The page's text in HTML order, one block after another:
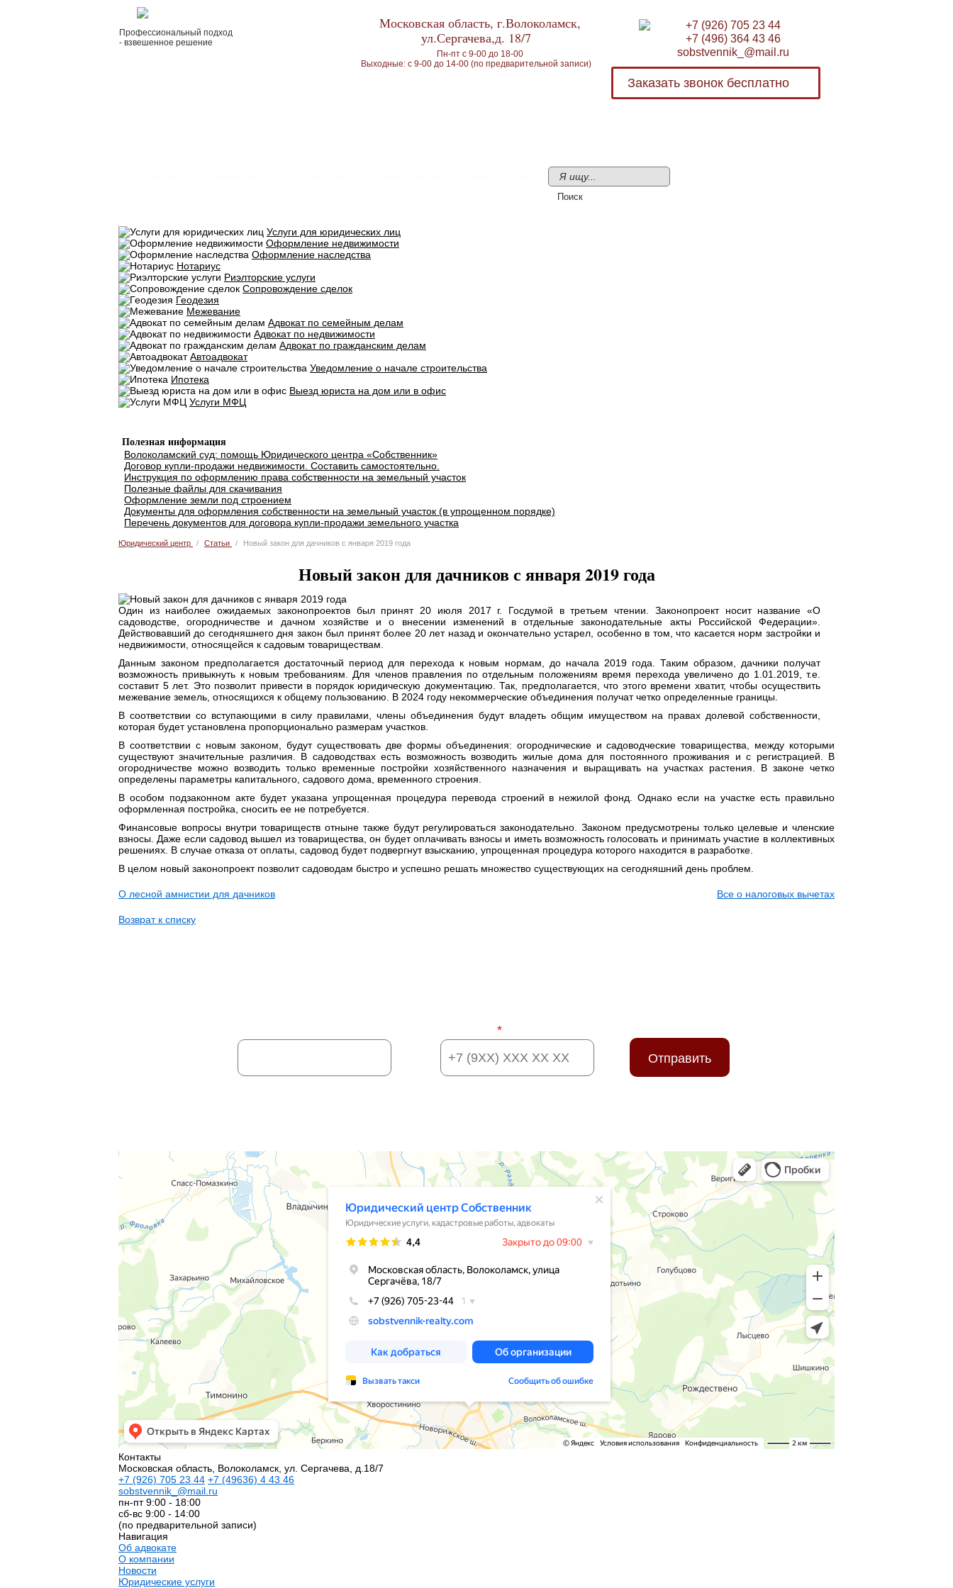
Профессиональный подход
- взвешенное решение
Московская область, г.Волоколамск,
ул.Сергачева,д. 18/7
Пн-пт с 9-00 до 18-00
Выходные: с 9-00 до 14-00 (по предварительной записи)
+7 (926) 705 23 44
+7 (496) 364 43 46
sobstvennik_@mail.ru
Заказать звонок бесплатно
Услуги для юридических лиц
Оформление недвижимости
Оформление наследства
Нотариус
Риэлторские услуги
Сопровождение сделок
Геодезия
Межевание
Адвокат по семейным делам
Адвокат по недвижимости
Адвокат по гражданским делам
Автоадвокат
Уведомление о начале строительства
Ипотека
Выезд юриста на дом или в офис
Услуги МФЦ
Полезная информация
Волоколамский суд: помощь Юридического центра «Собственник»
Договор купли-продажи недвижимости. Составить самостоятельно.
Инструкция по оформлению права собственности на земельный участок
Полезные файлы для скачивания
Оформление земли под строением
Документы для оформления собственности на земельный участок (в упрощенном порядке)
Перечень документов для договора купли-продажи земельного участка
Юридический центр Статьи Новый закон для дачников с января 2019 года
Новый закон для дачников с января 2019 года
Один из наиболее ожидаемых законопроектов был принят 20 июля 2017 г. Госдумой в третьем чтении. Законопроект носит название «О
садоводстве, огородничестве и дачном хозяйстве и о внесении изменений в отдельные законодательные акты Российской Федерации».
Действовавший до сегодняшнего дня закон был принят более 20 лет назад и окончательно устарел, особенно в том, что касается норм застройки и
недвижимости, относящейся к садовым товариществам.
Данным законом предполагается достаточный период для перехода к новым нормам, до начала 2019 года. Таким образом, дачники получат
возможность привыкнуть к новым требованиям. Для членов правления по отдельным положениям время перехода увеличено до 1.01.2019, т.е.
составит 5 лет. Это позволит привести в порядок юридическую документацию. Так, предполагается, что этого времени хватит, чтобы осуществить
межевание земель, относящихся к общему пользованию. В 2024 году некоммерческие объединения получат четко определенные границы.
В соответствии со вступающими в силу правилами, члены объединения будут владеть общим имуществом на правах долевой собственности,
которая будет установлена пропорционально размерам участков.
В соответствии с новым законом, будут существовать две формы объединения: огороднические и садоводческие товарищества, между которыми
существуют значительные различия. В садоводствах есть возможность возводить жилые дома для постоянного проживания и с регистрацией. В
огородничестве можно возводить только временные постройки хозяйственного назначения и выращивать на участках растения. В законе четко
определены параметры капитального, садового дома, временного строения.
В особом подзаконном акте будет указана упрощенная процедура перевода строений в нежилой фонд. Однако если на участке есть правильно
оформленная постройка, сносить ее не потребуется.
Финансовые вопросы внутри товариществ отныне также будут регулироваться законодательно. Законом предусмотрены только целевые и членские
взносы. Даже если садовод вышел из товарищества, он будет оплачивать взносы и иметь возможность голосовать и принимать участие в коллективных
решениях. В случае отказа от оплаты, садовод будет подвергнут взысканию, упрощенная процедура которого находится в разработке.
В целом новый законопроект позволит садоводам быстро и успешно решать множество существующих на сегодняшний день проблем.
О лесной амнистии для дачников Все о налоговых вычетах
Возврат к списку
Телефон:*
Отправить
Контакты
Московская область, Волоколамск, ул. Сергачева, д.18/7
+7 (926) 705 23 44 +7 (49636) 4 43 46
sobstvennik_@mail.ru
пн-пт 9:00 - 18:00
сб-вс 9:00 - 14:00
(по предварительной записи)
Навигация
Об адвокате
О компании
Новости
Юридические услуги